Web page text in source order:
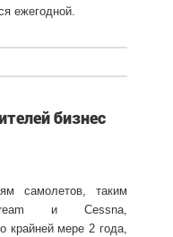
ежегодной.
бизнес
самолетов, таким
и Cessna,
крайней мере 2 года,